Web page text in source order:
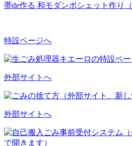
帯de作る 和モダンポシェット作り（
特設ページへ
外部サイトへ
外部サイトへ